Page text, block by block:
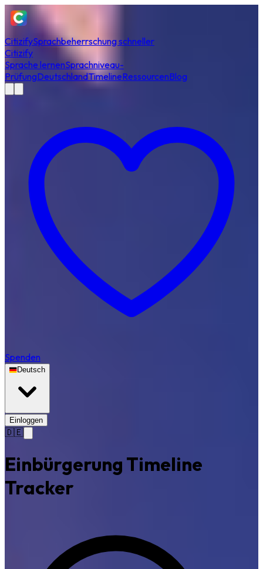
CitizifySprachbeherrschung schneller
Citizify
Sprache lernenSprachniveau-
PrüfungDeutschlandTimelineRessourcenBlog
Spenden
Deutsch
Einloggen
🇩🇪
Einbürgerung Timeline
Tracker